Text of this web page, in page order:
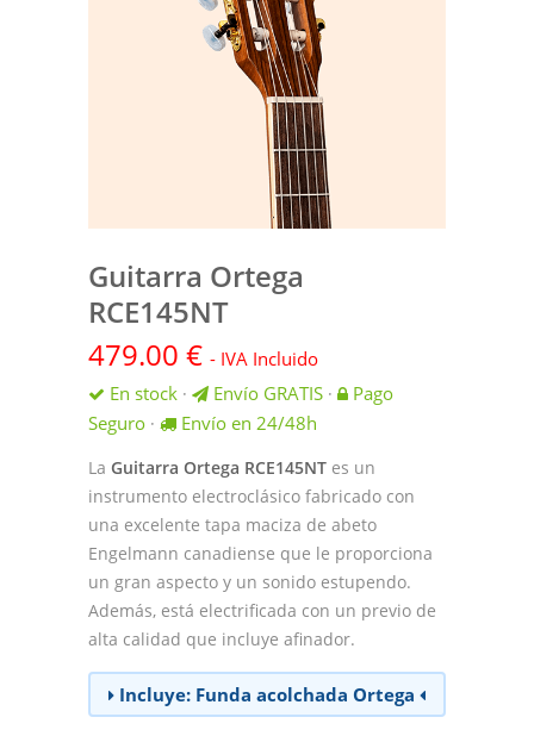
Guitarra Ortega
RCE145NT
479.00 € - IVA Incluido
En stock · Envío GRATIS ·
Pago
Seguro · Envío en 24/48h
La Guitarra Ortega RCE145NT es un
instrumento electroclásico fabricado con
una excelente tapa maciza de abeto
Engelmann canadiense que le proporciona
un gran aspecto y un sonido estupendo.
Además, está electrificada con un previo de
alta calidad que incluye afinador.
Incluye: Funda acolchada Ortega